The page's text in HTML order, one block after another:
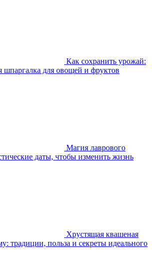
Как сохранить урожай:
шпаргалка для овощей и фруктов
Магия лаврового
даты, чтобы изменить жизнь
Хрустящая квашеная
традиции, польза и секреты идеального